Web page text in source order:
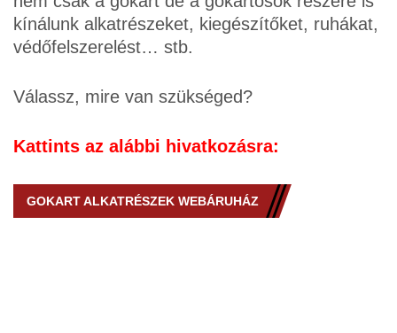
kínálunk alkatrészeket, kiegészítőket, ruhákat,
védőfelszerelést… stb.
Válassz, mire van szükséged?
Kattints az alábbi hivatkozásra:
GOKART ALKATRÉSZEK WEBÁRUHÁZ